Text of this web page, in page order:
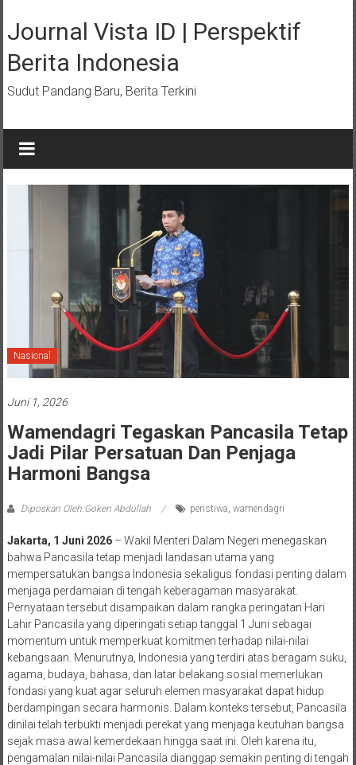
konten
Journal Vista ID | Perspektif
Berita Indonesia
Sudut Pandang Baru, Berita Terkini
Nasional
Juni 1, 2026
Wamendagri Tegaskan Pancasila Tetap
Jadi Pilar Persatuan Dan Penjaga
Harmoni Bangsa
Diposkan Oleh:Goken Abdullah peristiwa wamendagri
Jakarta, 1 Juni 2026– Wakil Menteri Dalam Negeri menegaskan
bahwa Pancasila tetap menjadi landasan utama yang
mempersatukan bangsa Indonesia sekaligus fondasi penting dalam
menjaga perdamaian di tengah keberagaman masyarakat.
Pernyataan tersebut disampaikan dalam rangka peringatan Hari
Lahir Pancasila yang diperingati setiap tanggal 1 Juni sebagai
momentum untuk memperkuat komitmen terhadap nilai-nilai
kebangsaan. Menurutnya, Indonesia yang terdiri atas beragam suku,
agama, budaya, bahasa, dan latar belakang sosial memerlukan
fondasi yang kuat agar seluruh elemen masyarakat dapat hidup
berdampingan secara harmonis. Dalam konteks tersebut, Pancasila
dinilai telah terbukti menjadi perekat yang menjaga keutuhan bangsa
sejak masa awal kemerdekaan hingga saat ini. Oleh karena itu,
pengamalan nilai-nilai Pancasila dianggap semakin penting di tengah